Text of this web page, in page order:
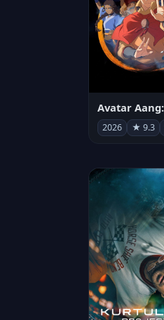
2026 ★ 9.3